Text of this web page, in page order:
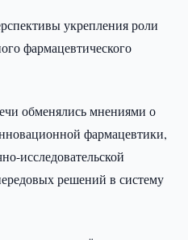
укрепления роли
фармацевтического
обменялись мнениями о
фармацевтики,
исследовательской
решений в систему